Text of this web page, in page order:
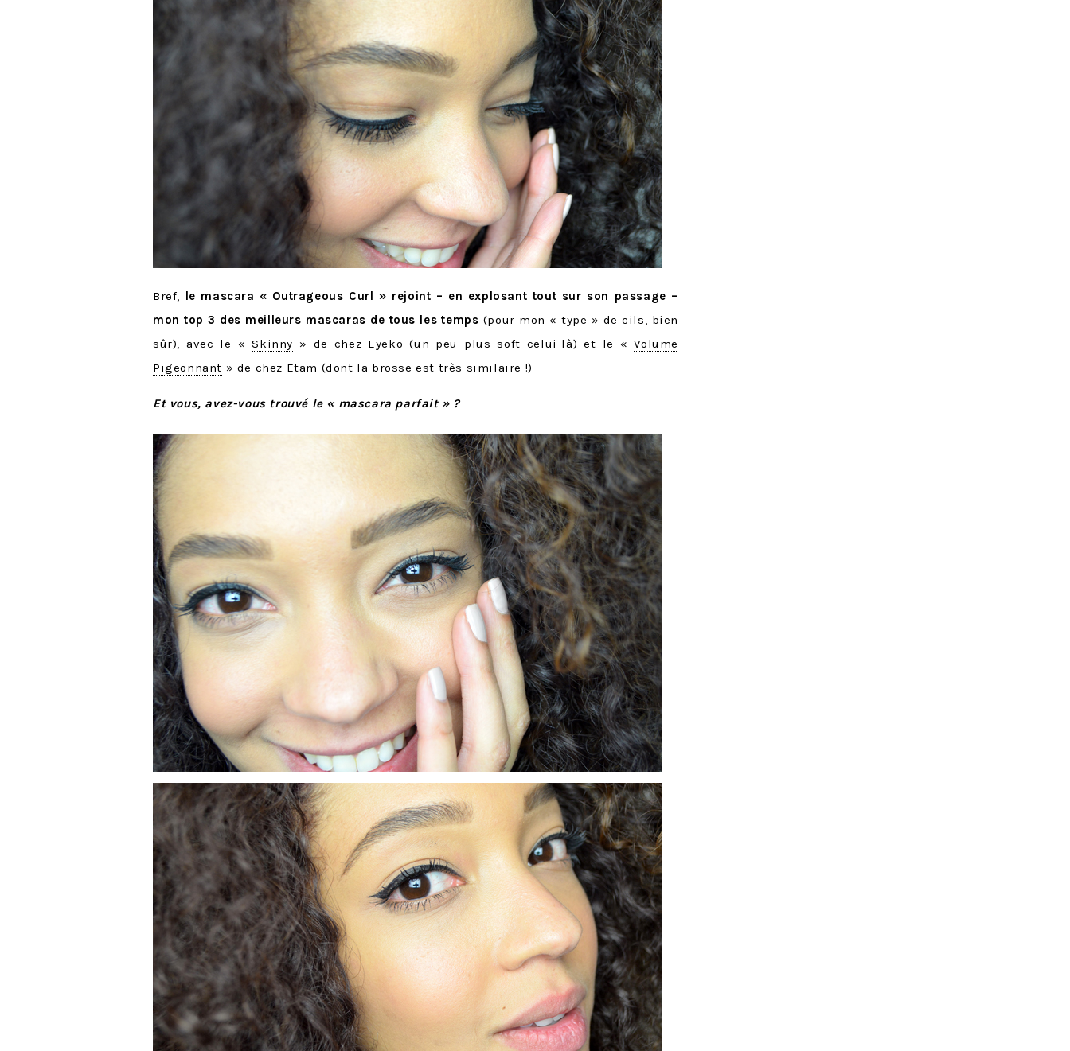
Bref, le mascara « Outrageous Curl » rejoint – en explosant tout sur son passage –
mon top 3 des meilleurs mascaras de tous les temps (pour mon « type » de cils, bien
sûr), avec le «Skinny » de chez Eyeko (un peu plus soft celui-là) et le «Volume
Pigeonnant » de chez Etam (dont la brosse est très similaire !)
Et vous, avez-vous trouvé le « mascara parfait » ?